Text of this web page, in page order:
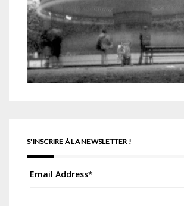
S'INSCRIRE À LA NEWSLETTER !
Email Address*